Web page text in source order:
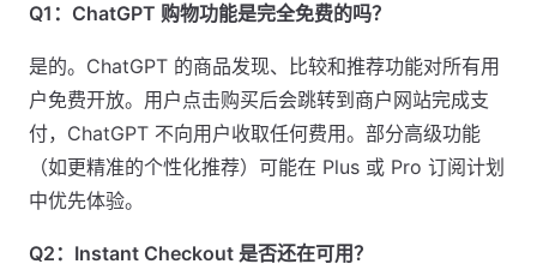
Q1：ChatGPT 购物功能是完全免费的吗？
是的。ChatGPT 的商品发现、比较和推荐功能对所有用
户免费开放。用户点击购买后会跳转到商户网站完成支
付，ChatGPT 不向用户收取任何费用。部分高级功能
（如更精准的个性化推荐）可能在 Plus 或 Pro 订阅计划
中优先体验。
Q2：Instant Checkout 是否还在可用？